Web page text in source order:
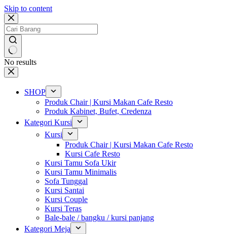
Skip to content
No results
SHOP
Produk Chair | Kursi Makan Cafe Resto
Produk Kabinet, Bufet, Credenza
Kategori Kursi
Kursi
Produk Chair | Kursi Makan Cafe Resto
Kursi Cafe Resto
Kursi Tamu Sofa Ukir
Kursi Tamu Minimalis
Sofa Tunggal
Kursi Santai
Kursi Couple
Kursi Teras
Bale-bale / bangku / kursi panjang
Kategori Meja